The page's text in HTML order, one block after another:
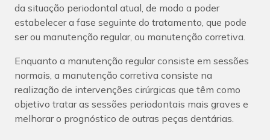
da situação periodontal atual, de modo a poder
estabelecer a fase seguinte do tratamento, que pode
ser ou manutenção regular, ou manutenção corretiva.
Enquanto a manutenção regular consiste em sessões
normais, a manutenção corretiva consiste na
realização de intervenções cirúrgicas que têm como
objetivo tratar as sessões periodontais mais graves e
melhorar o prognóstico de outras peças dentárias.